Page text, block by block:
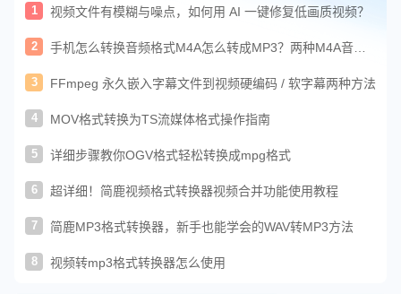
1 视频文件有模糊与噪点，如何用 AI 一键修复低画质视频？
2
手机怎么转换音频格式M4A怎么转成MP3？两种M4A音频
3 FFmpeg 永久嵌入字幕文件到视频硬编码 / 软字幕两种方法
4 MOV格式转换为TS流媒体格式操作指南
5 详细步骤教你OGV格式轻松转换成mpg格式
6 超详细！简鹿视频格式转换器视频合并功能使用教程
7 简鹿MP3格式转换器，新手也能学会的WAV转MP3方法
8 视频转mp3格式转换器怎么使用